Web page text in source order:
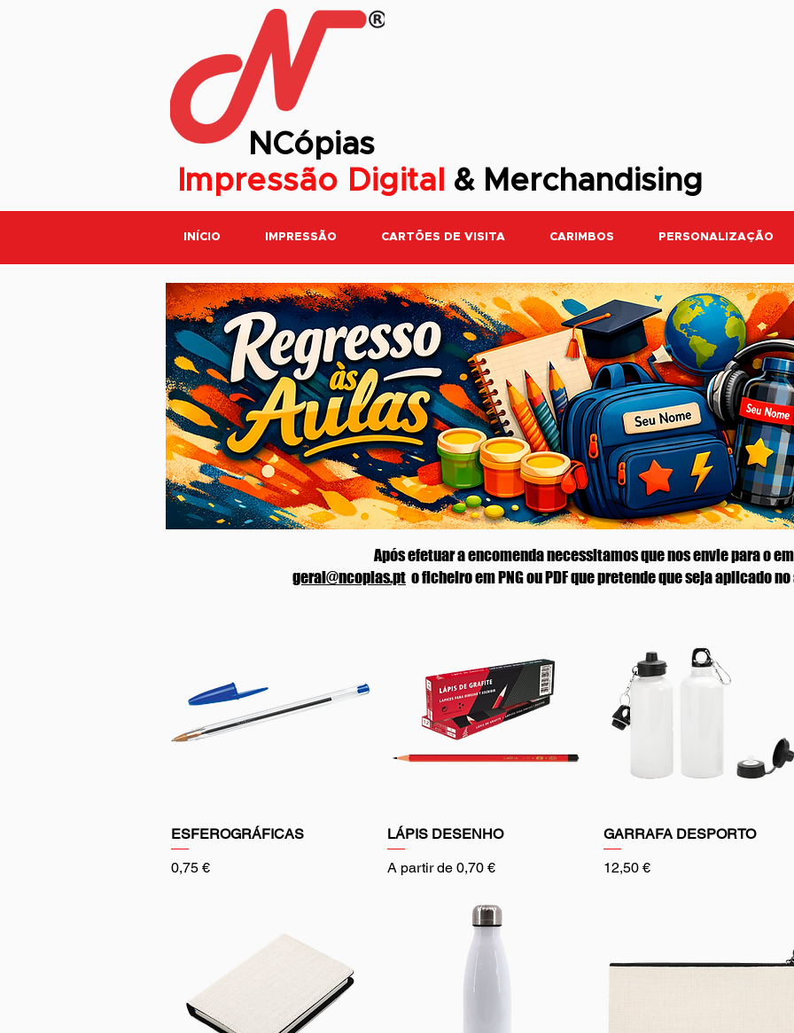
NCópias
Impressão Digital & Merchandising
Após efetuar a encomenda necessitamos que nos envie para o
geral@ncopias.pt o ficheiro em PNG ou PDF que pretende que seja aplicado
ESFEROGRÁFICAS
Preço
0,75 €
LÁPIS DESENHO
A partir de 0,70 €
Preço promocional
GARRAFA DESPORTO
Preço
12,50 €
INÍCIO IMPRESSÃO CARTÕES DE VISITA CARIMBOS PERSONALIZAÇÃO